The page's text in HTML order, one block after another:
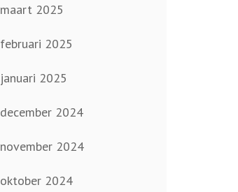
maart 2025
februari 2025
januari 2025
december 2024
november 2024
oktober 2024